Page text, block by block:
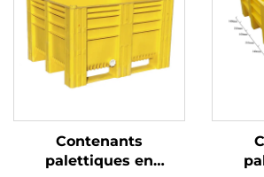
Contenants
palettiques en